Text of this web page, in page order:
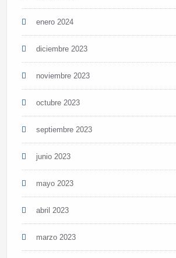
enero 2024
diciembre 2023
noviembre 2023
octubre 2023
septiembre 2023
junio 2023
mayo 2023
abril 2023
marzo 2023